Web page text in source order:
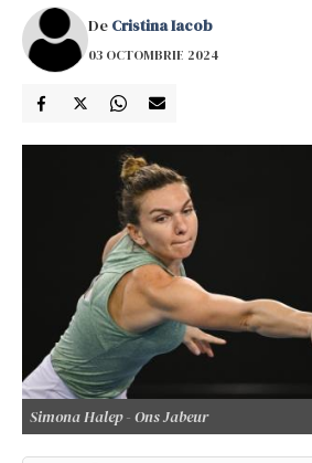
De Cristina Iacob
03 OCTOMBRIE 2024
Simona Halep - Ons Jabeur